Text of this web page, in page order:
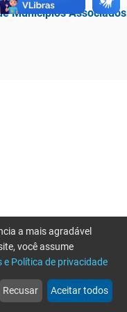
Municípios Associados
web
Notícias
more_horiz
Mais
a mais agradável
você assume
e Política de privacidade
Recusar Aceitar todos
novamente